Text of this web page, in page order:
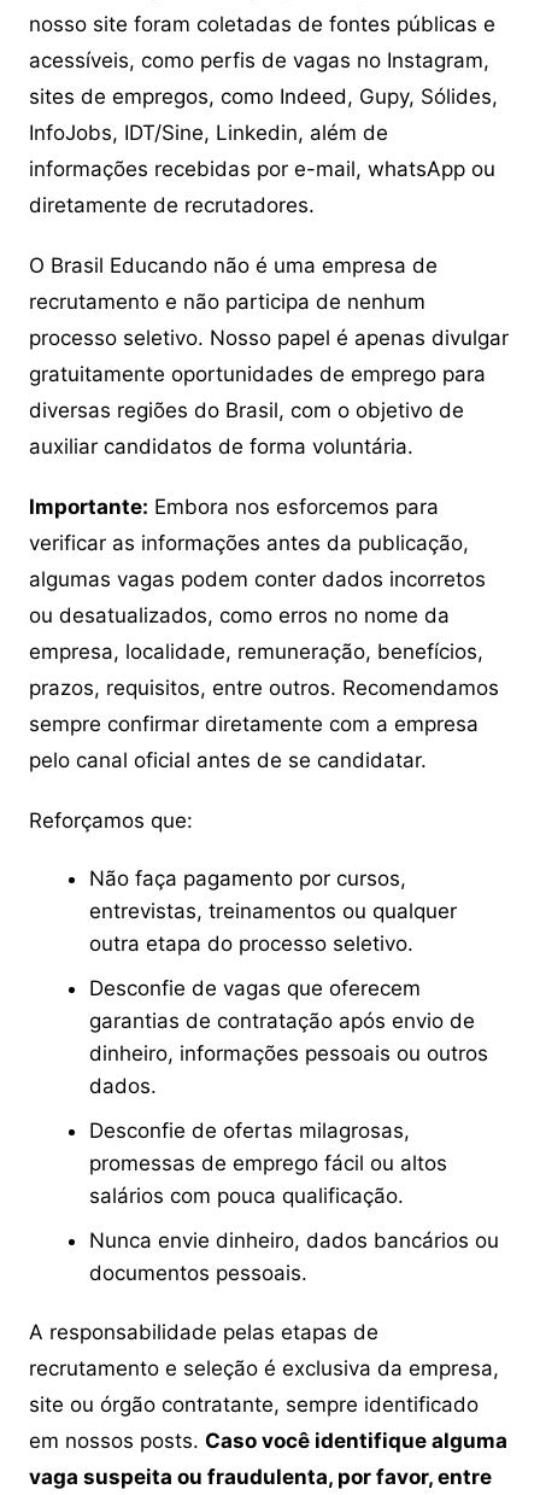
nosso site foram coletadas de fontes públicas e
acessíveis, como perfis de vagas no Instagram,
sites de empregos, como Indeed, Gupy, Sólides,
InfoJobs, IDT/Sine, Linkedin, além de
informações recebidas por e-mail, whatsApp ou
diretamente de recrutadores.
O Brasil Educando não é uma empresa de
recrutamento e não participa de nenhum
processo seletivo. Nosso papel é apenas divulgar
gratuitamente oportunidades de emprego para
diversas regiões do Brasil, com o objetivo de
auxiliar candidatos de forma voluntária.
Importante: Embora nos esforcemos para
verificar as informações antes da publicação,
algumas vagas podem conter dados incorretos
ou desatualizados, como erros no nome da
empresa, localidade, remuneração, benefícios,
prazos, requisitos, entre outros. Recomendamos
sempre confirmar diretamente com a empresa
pelo canal oficial antes de se candidatar.
Reforçamos que:
Não faça pagamento por cursos,
entrevistas, treinamentos ou qualquer
outra etapa do processo seletivo.
Desconfie de vagas que oferecem
garantias de contratação após envio de
dinheiro, informações pessoais ou outros
dados.
Desconfie de ofertas milagrosas,
promessas de emprego fácil ou altos
salários com pouca qualificação.
Nunca envie dinheiro, dados bancários ou
documentos pessoais.
A responsabilidade pelas etapas de
recrutamento e seleção é exclusiva da empresa,
site ou órgão contratante, sempre identificado
em nossos posts. Caso você identifique alguma
vaga suspeita ou fraudulenta, por favor, entre